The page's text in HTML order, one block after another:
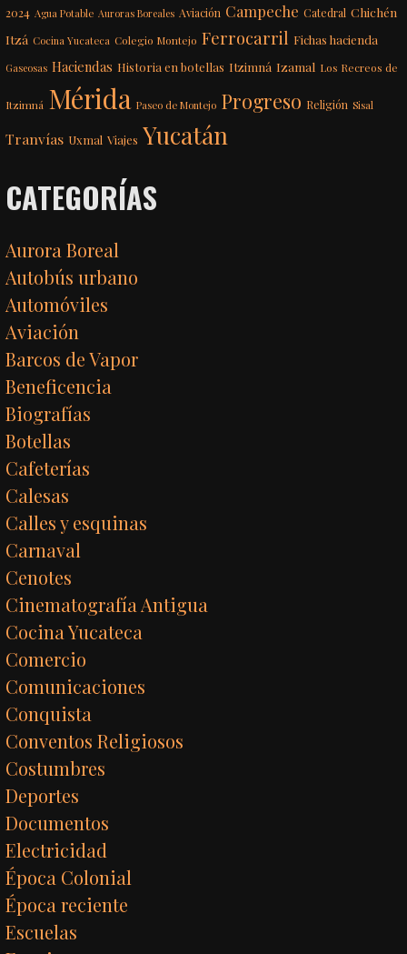
2024 Agua Potable Auroras Boreales Aviación Campeche Catedral Chichén
Itzá Cocina Yucateca Colegio Montejo Ferrocarril Fichas hacienda
Gaseosas Haciendas Historia en botellas Itzimná Izamal Los Recreos de
Itzimná Mérida Paseo de Montejo Progreso Religión Sisal
Tranvías Uxmal Viajes Yucatán
CATEGORÍAS
Aurora Boreal
Autobús urbano
Automóviles
Aviación
Barcos de Vapor
Beneficencia
Biografías
Botellas
Cafeterías
Calesas
Calles y esquinas
Carnaval
Cenotes
Cinematografía Antigua
Cocina Yucateca
Comercio
Comunicaciones
Conquista
Conventos Religiosos
Costumbres
Deportes
Documentos
Electricidad
Época Colonial
Época reciente
Escuelas